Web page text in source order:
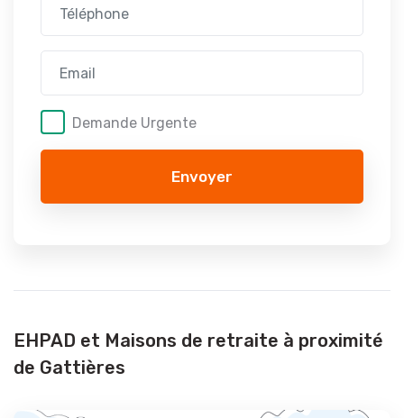
Demande Urgente
Envoyer
EHPAD et Maisons de retraite à proximité
de Gattières